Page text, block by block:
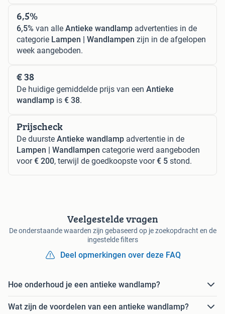
6,5%
6,5% van alle Antieke wandlamp advertenties in de
categorie Lampen | Wandlampen zijn in de afgelopen
week aangeboden.
€ 38
De huidige gemiddelde prijs van een Antieke
wandlamp is € 38.
Prijscheck
De duurste Antieke wandlamp advertentie in de
Lampen | Wandlampen categorie werd aangeboden
voor€ 200, terwijl de goedkoopste voor€ 5 stond.
Veelgestelde vragen
De onderstaande waarden zijn gebaseerd op je zoekopdracht en de
ingestelde filters
Deel opmerkingen over deze FAQ
Hoe onderhoud je een antieke wandlamp?
Wat zijn de voordelen van een antieke wandlamp?